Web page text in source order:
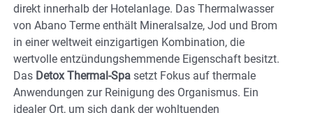
direkt innerhalb der Hotelanlage. Das Thermalwasser
von Abano Terme enthält Mineralsalze, Jod und Brom
in einer weltweit einzigartigen Kombination, die
wertvolle entzündungshemmende Eigenschaft besitzt.
Das Detox Thermal-Spa setzt Fokus auf thermale
Anwendungen zur Reinigung des Organismus. Ein
idealer Ort, um sich dank der wohltuenden